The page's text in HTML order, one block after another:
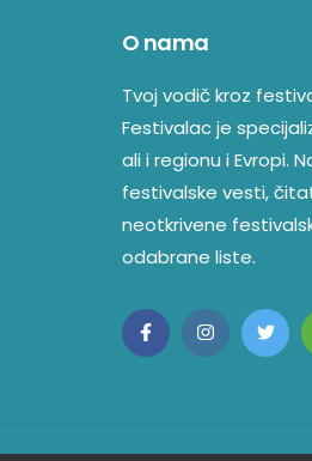
O nama
Tvoj vodič kroz
Festivalac je
ali i regionu i Evropi.
festivalske vesti,
neotkrivene
odabrane liste.